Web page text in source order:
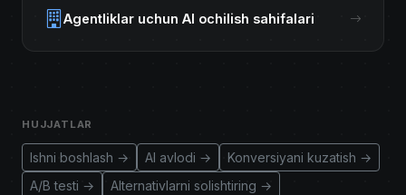
Agentliklar uchun AI ochilish sahifalari
HUJJATLAR
Ishni boshlash → AI avlodi →
Konversiyani kuzatish →
A/B testi →
Alternativlarni solishtiring →